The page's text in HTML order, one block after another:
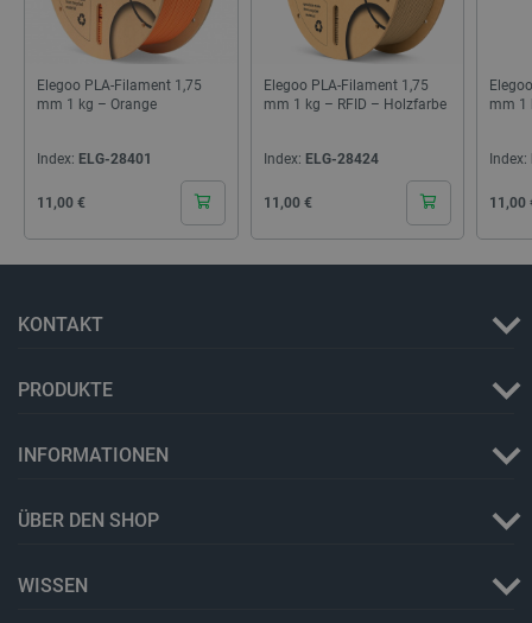
Elegoo PLA-Filament 1,75
mm 1 kg – Orange
Index: ELG-28401
Cena
11,00 €
Elegoo PLA-Filament 1,75
mm 1 kg – RFID – Holzfarbe
Index: ELG-28424
Cena
11,00 €
mm 1
Index:
Cena
11,00
KONTAKT
PRODUKTE
INFORMATIONEN
ÜBER DEN SHOP
WISSEN
.botland.de
Name
lastExternalReferrer Lokaler Speicher
Lokaler Speicher